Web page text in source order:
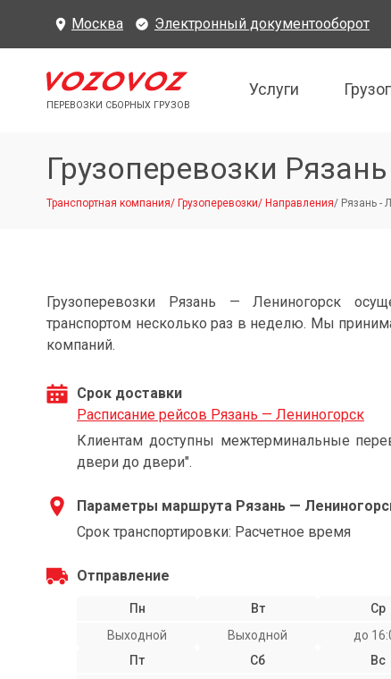
Москва Электронный документооборот
ПЕРЕВОЗКИ СБОРНЫХ ГРУЗОВ
Услуги
Грузоперевозки
Транспортная компания/ Грузоперевозки/ Направления/ Рязань -
Грузоперевозки Рязань — Лениногорск
транспортом несколько раз в неделю. Мы
компаний.
Срок доставки
Расписание рейсов Рязань — Лениногорск
Клиентам доступны межтерминальные
двери до двери".
Параметры маршрута Рязань —
Срок транспортировки: Расчетное время
Отправление
Пн
Выходной
Вт
Выходной
Ср
до
Пт
Сб
Вс